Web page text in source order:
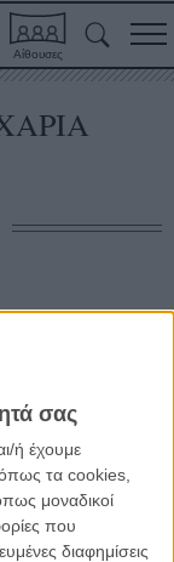
σας
ή έχουμε
τα cookies,
μοναδικοί
που
διαφημίσεις
Αίθουσες
Σπάνιες
της